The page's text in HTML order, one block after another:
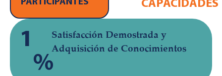
PARTICIPANTES
CAPACIDADES
1
%
Satisfacción Demostrada y
Adquisición de Conocimientos